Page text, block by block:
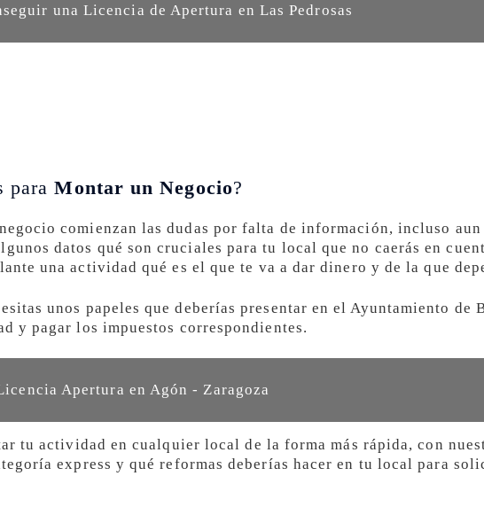
una Licencia de Apertura en Las Pedrosas
paraMontar un Negocio?
comienzan las dudas por falta de información, incluso aun
datos qué son cruciales para tu local que no caerás en
una actividad qué es el que te va a dar dinero y de la que
unos papeles que deberías presentar en el Ayuntamiento de
y pagar los impuestos correspondientes.
Apertura en Agón - Zaragoza
tu actividad en cualquier local de la forma más rápida, con
express y qué reformas deberías hacer en tu local para